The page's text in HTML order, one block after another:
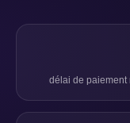
délai de paiement